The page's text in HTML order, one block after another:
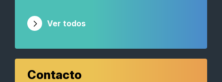
Ver todos
Contacto